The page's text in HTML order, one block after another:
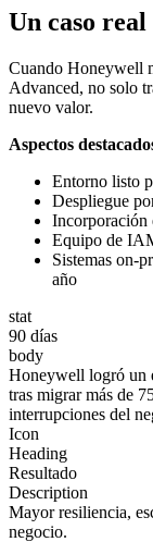
Un caso
Cuando Honeywell
Advanced, no solo
nuevo valor.
Aspectos
Entorno listo
Despliegue
Incorporación
Equipo de
Sistemas on-
año
stat
90 días
body
Honeywell logró un
tras migrar más de
interrupciones del
Icon
Heading
Resultado
Description
Mayor resiliencia,
negocio.